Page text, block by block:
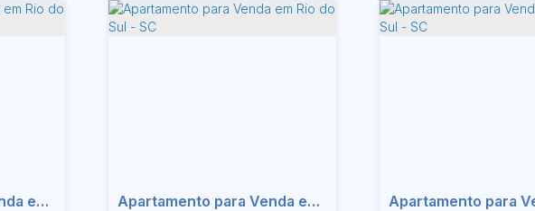
Apartamento para Venda em Rio do Sul - SC Apartamento para Venda em Rio do Sul - SC